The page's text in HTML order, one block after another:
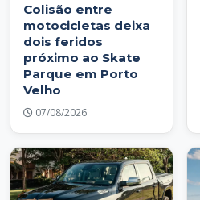
Colisão entre
motocicletas deixa
dois feridos
próximo ao Skate
Parque em Porto
Velho
07/08/2026